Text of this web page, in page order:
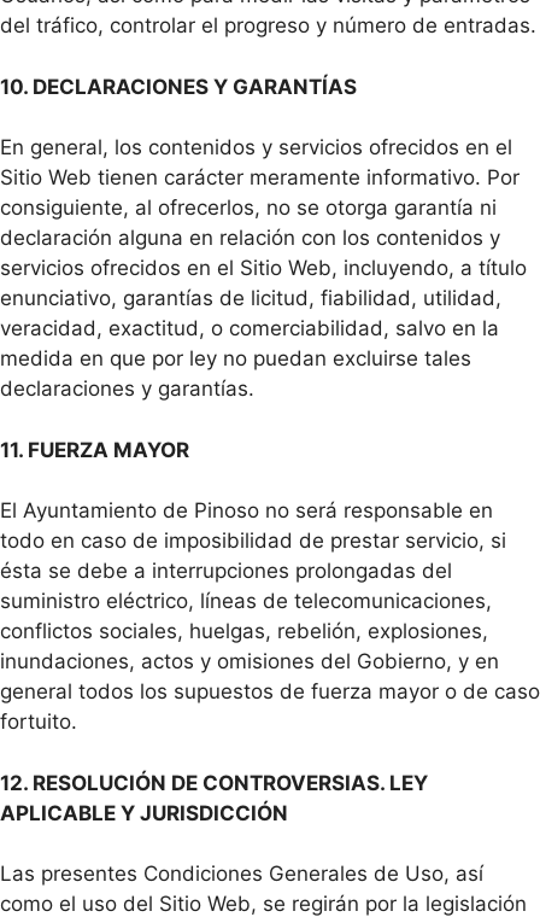
del tráfico, controlar el progreso y número de entradas.
10. DECLARACIONES Y GARANTÍAS
En general, los contenidos y servicios ofrecidos en el
Sitio Web tienen carácter meramente informativo. Por
consiguiente, al ofrecerlos, no se otorga garantía ni
declaración alguna en relación con los contenidos y
servicios ofrecidos en el Sitio Web, incluyendo, a título
enunciativo, garantías de licitud, fiabilidad, utilidad,
veracidad, exactitud, o comerciabilidad, salvo en la
medida en que por ley no puedan excluirse tales
declaraciones y garantías.
11. FUERZA MAYOR
El Ayuntamiento de Pinoso no será responsable en
todo en caso de imposibilidad de prestar servicio, si
ésta se debe a interrupciones prolongadas del
suministro eléctrico, líneas de telecomunicaciones,
conflictos sociales, huelgas, rebelión, explosiones,
inundaciones, actos y omisiones del Gobierno, y en
general todos los supuestos de fuerza mayor o de caso
fortuito.
12. RESOLUCIÓN DE CONTROVERSIAS. LEY
APLICABLE Y JURISDICCIÓN
Las presentes Condiciones Generales de Uso, así
como el uso del Sitio Web, se regirán por la legislación